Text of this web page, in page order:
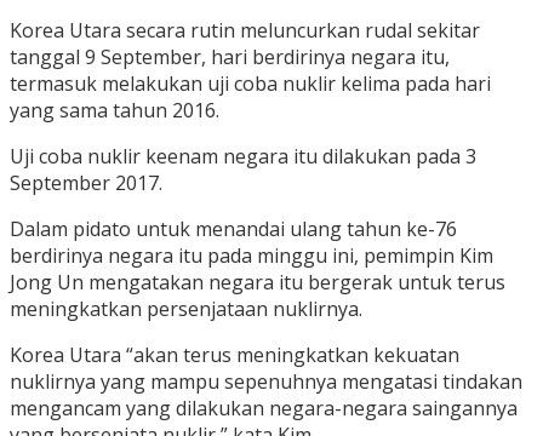
Korea Utara secara rutin meluncurkan rudal sekitar
tanggal 9 September, hari berdirinya negara itu,
termasuk melakukan uji coba nuklir kelima pada hari
yang sama tahun 2016.
Uji coba nuklir keenam negara itu dilakukan pada 3
September 2017.
Dalam pidato untuk menandai ulang tahun ke-76
berdirinya negara itu pada minggu ini, pemimpin Kim
Jong Un mengatakan negara itu bergerak untuk terus
meningkatkan persenjataan nuklirnya.
Korea Utara “akan terus meningkatkan kekuatan
nuklirnya yang mampu sepenuhnya mengatasi tindakan
mengancam yang dilakukan negara-negara saingannya